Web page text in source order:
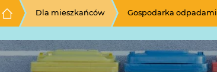
Dla mieszkańców Gospodarka odpadami